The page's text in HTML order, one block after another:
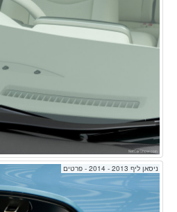
ניסאן ליף 2013 - 2014 - פרטים